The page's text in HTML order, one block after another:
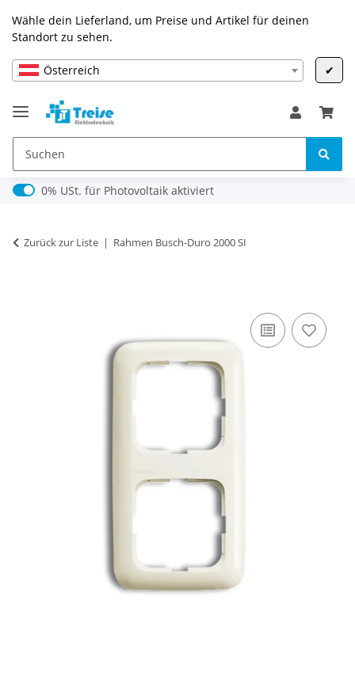
Wähle dein Lieferland, um Preise und Artikel für deinen
Standort zu sehen.
Österreich ✔
0% USt. für Photovoltaik (§ 12 Abs. 3 UStG)
0% USt. für Photovoltaik aktiviert
Zurück zur Liste Rahmen Busch-Duro 2000 SI